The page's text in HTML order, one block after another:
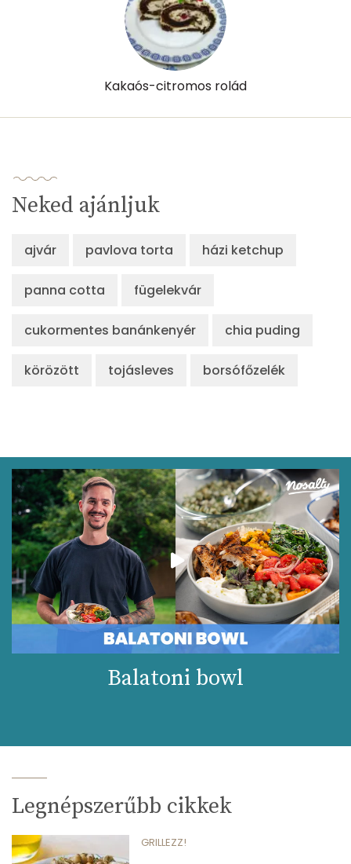
Kakaós-citromos rolád
Neked ajánljuk
ajvár pavlova torta házi ketchup
panna cotta fügelekvár
cukormentes banánkenyér chia puding
körözött tojásleves borsófőzelék
Balatoni bowl
Legnépszerűbb cikkek
GRILLEZZ!